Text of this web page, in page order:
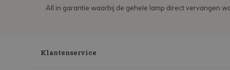
All in garantie waarbij de gehele lamp direct vervangen
Klantenservice